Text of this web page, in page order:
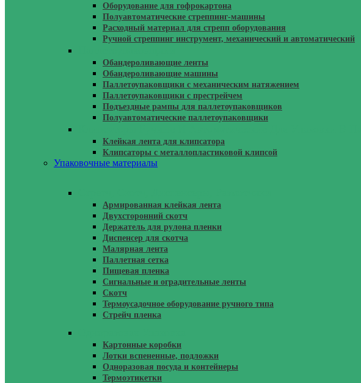
Оборудование для гофрокартона
Полуавтоматические стреппинг-машины
Расходный материал для стрепп оборудования
Ручной стреппинг инструмент, механический и автоматический
Обандероливающие ленты
Обандероливающие машины
Паллетоупаковщики с механическим натяжением
Паллетоупаковщики с престрейчем
Подъездные рампы для паллетоупаковщиков
Полуавтоматические паллетоупаковщики
Клейкая лента для клипсатора
Клипсаторы с металлопластиковой клипсой
Упаковочные материалы
Армированная клейкая лента
Двухсторонний скотч
Держатель для рулона пленки
Диспенсер для скотча
Малярная лента
Паллетная сетка
Пищевая пленка
Сигнальные и оградительные ленты
Скотч
Термоусадочное оборудование ручного типа
Стрейч пленка
Картонные коробки
Лотки вспененные, подложки
Одноразовая посуда и контейнеры
Термоэтикетки